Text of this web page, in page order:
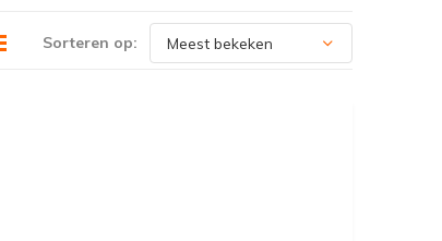
Sorteren op: